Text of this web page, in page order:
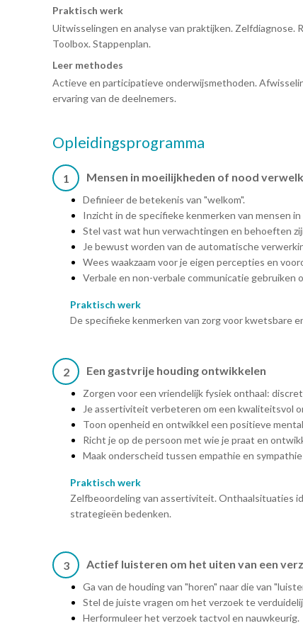
Praktisch werk
Uitwisselingen en analyse van praktijken. Zelfdiagnose.
Toolbox. Stappenplan.
Leer methodes
Actieve en participatieve onderwijsmethoden.
ervaring van de deelnemers.
Opleidingsprogramma
1 Mensen in moeilijkheden of nood
Definieer de betekenis van "welkom".
Inzicht in de specifieke kenmerken van mensen
Stel vast wat hun verwachtingen en behoeften
Je bewust worden van de automatische
Wees waakzaam voor je eigen percepties en
Verbale en non-verbale communicatie
Praktisch werk
De specifieke kenmerken van zorg voor kwetsbare
2 Een gastvrije houding ontwikkelen
Zorgen voor een vriendelijk fysiek onthaal:
Je assertiviteit verbeteren om een kwaliteitsvol
Toon openheid en ontwikkel een positieve
Richt je op de persoon met wie je praat en
Maak onderscheid tussen empathie en
Praktisch werk
Zelfbeoordeling van assertiviteit. Onthaalsituaties
strategieën bedenken.
3 Actief luisteren om het uiten van een
Ga van de houding van "horen" naar die van
Stel de juiste vragen om het verzoek te
Herformuleer het verzoek tactvol en nauwkeurig.